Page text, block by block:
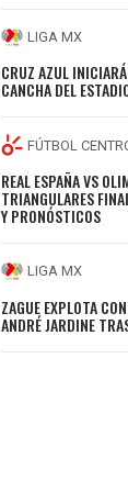
LIGA MX
CRUZ AZUL
CANCHA DEL
FÚTBOL
REAL ESPAÑA VS
TRIANGULARES
Y PRONÓSTICOS
LIGA MX
ZAGUE EXPLOTA
ANDRÉ JARDINE